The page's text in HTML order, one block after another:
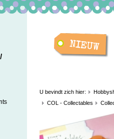
U bevindt zich hier:
COL - Collectables